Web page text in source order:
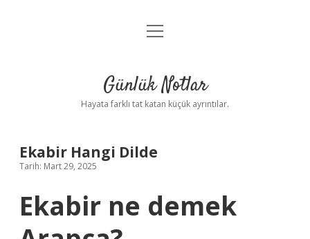
Anasayfa
Yasal Uyarı
menüyü
Günlük Notlar
Hayata farklı tat katan küçük ayrıntılar.
Ekabir Hangi Dilde
Tarih: Mart 29, 2025
Ekabir ne demek